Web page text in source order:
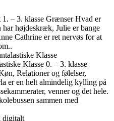
1. – 3. klasse Grænser Hvad er
højdeskræk, Julie er bange
Cathrine er ret nervøs for at
Klasse
Klasse 0. – 3. klasse
Relationer og følelser,
er en helt almindelig kylling på
venner og det hele.
sammen med
digitalt